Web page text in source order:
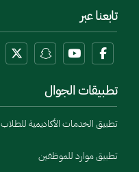
تابعنا عبر
تطبيقات الجوال
تطبيق الخدمات الأكاديمية للطلاب
تطبيق موارد للموظفين